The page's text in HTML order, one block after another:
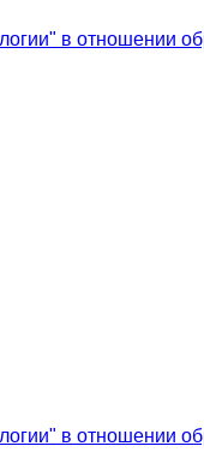
в отношении
в отношении